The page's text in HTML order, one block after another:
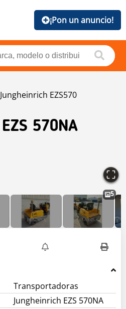
¡Pon un anuncio!
Jungheinrich EZS570
EZS 570NA
5
Transportadoras
Jungheinrich EZS 570NA